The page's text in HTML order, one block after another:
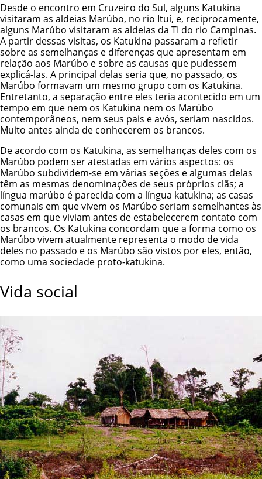
Desde o encontro em Cruzeiro do Sul, alguns Katukina
visitaram as aldeias Marúbo, no rio Ituí, e, reciprocamente,
alguns Marúbo visitaram as aldeias da TI do rio Campinas.
A partir dessas visitas, os Katukina passaram a refletir
sobre as semelhanças e diferenças que apresentam em
relação aos Marúbo e sobre as causas que pudessem
explicá-las. A principal delas seria que, no passado, os
Marúbo formavam um mesmo grupo com os Katukina.
Entretanto, a separação entre eles teria acontecido em um
tempo em que nem os Katukina nem os Marúbo
contemporâneos, nem seus pais e avós, seriam nascidos.
Muito antes ainda de conhecerem os brancos.
De acordo com os Katukina, as semelhanças deles com os
Marúbo podem ser atestadas em vários aspectos: os
Marúbo subdividem-se em várias seções e algumas delas
têm as mesmas denominações de seus próprios clãs; a
língua marúbo é parecida com a língua katukina; as casas
comunais em que vivem os Marúbo seriam semelhantes às
casas em que viviam antes de estabelecerem contato com
os brancos. Os Katukina concordam que a forma como os
Marúbo vivem atualmente representa o modo de vida
deles no passado e os Marúbo são vistos por eles, então,
como uma sociedade proto-katukina.
Vida social